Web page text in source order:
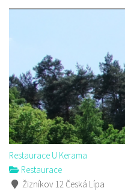
Restaurace U Kerama
Restaurace
Žizníkov 12 Česká Lípa